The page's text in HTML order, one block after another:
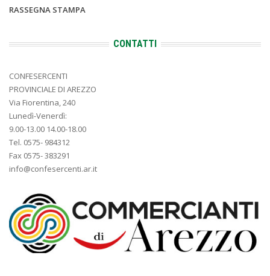
RASSEGNA STAMPA
CONTATTI
CONFESERCENTI
PROVINCIALE DI AREZZO
Via Fiorentina, 240
Lunedì-Venerdì:
9.00-13.00 14.00-18.00
Tel. 0575- 984312
Fax 0575- 383291
info@confesercenti.ar.it